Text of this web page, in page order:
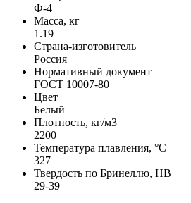
Ф-4
Масса, кг
1.19
Страна-изготовитель
Россия
Нормативный документ
ГОСТ 10007-80
Цвет
Белый
Плотность, кг/м3
2200
Температура плавления, °C
327
Твердость по Бринеллю, HB
29-39